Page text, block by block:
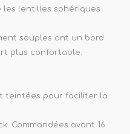
les lentilles sphériques
souples ont un bord
plus confortable.
teintées pour faciliter la
Commandées avant 16